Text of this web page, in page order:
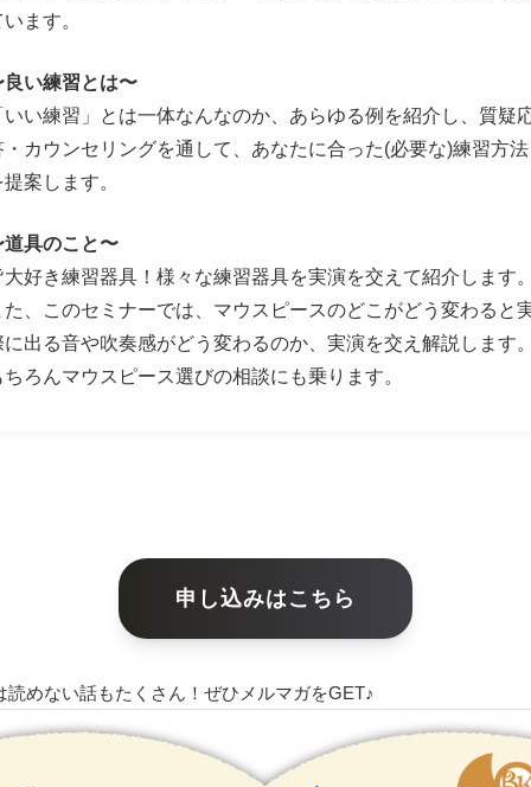
ます。
良い練習とは〜
いい練習」とは一体なんなのか、あらゆる例を紹介し、質疑
・カウンセリングを通して、あなたに合った(必要な)練習方法
案します。
道具のこと〜
大好き練習器具！様々な練習器具を実演を交えて紹介します。
た、このセミナーでは、マウスピースのどこがどう変わると
に出る音や吹奏感がどう変わるのか、実演を交え解説します。
ちろんマウスピース選びの相談にも乗ります。
申し込みはこちら
読めない話もたくさん！ぜひメルマガをGET♪